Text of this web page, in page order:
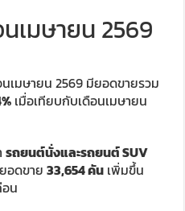
เมษายน 2569
เมษายน 2569 มียอดขายรวม
เมื่อเทียบกับเดือนเมษายน
รถยนต์นั่งและรถยนต์ SUV
ยอดขาย33,654 คัน เพิ่มขึ้น
น